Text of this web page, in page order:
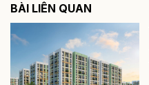
BÀI LIÊN QUAN